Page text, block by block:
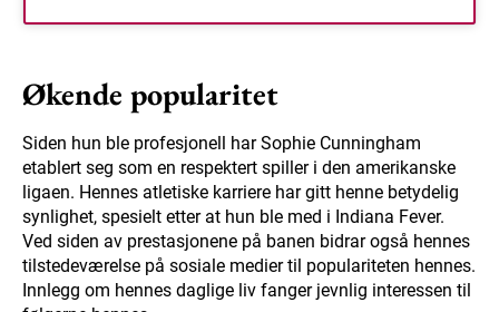
Økende popularitet
Siden hun ble profesjonell har Sophie Cunningham
etablert seg som en respektert spiller i den amerikanske
ligaen. Hennes atletiske karriere har gitt henne betydelig
synlighet, spesielt etter at hun ble med i Indiana Fever.
Ved siden av prestasjonene på banen bidrar også hennes
tilstedeværelse på sosiale medier til populariteten hennes.
Innlegg om hennes daglige liv fanger jevnlig interessen til